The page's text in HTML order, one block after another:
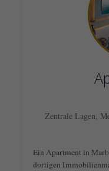
Zentrale Lagen,
Ein Apartment in
dortigen